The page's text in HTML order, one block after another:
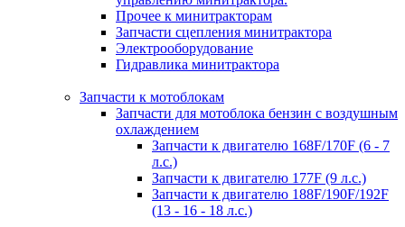
Прочее к минитракторам
Запчасти сцепления минитрактора
Электрооборудование
Гидравлика минитрактора
Запчасти к мотоблокам
Запчасти для мотоблока бензин с воздушным
охлаждением
Запчасти к двигателю 168F/170F (6 - 7
л.с.)
Запчасти к двигателю 177F (9 л.с.)
Запчасти к двигателю 188F/190F/192F
(13 - 16 - 18 л.с.)